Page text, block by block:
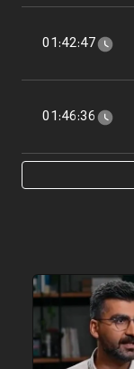
01:42:47
01:46:36